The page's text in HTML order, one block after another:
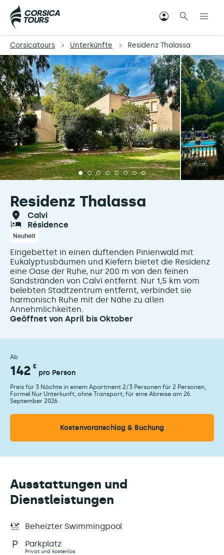
Corsicatours Unterkünfte Residenz Thalassa
Residenz Thalassa
calvi
résidence
Neuheit
Eingebettet in einen duftenden Pinienwald mit
Eukalyptusbäumen und Kiefern bietet die Residenz
eine Oase der Ruhe, nur 200 m von den feinen
Sandstränden von Calvi entfernt. Nur 1,5 km vom
belebten Stadtzentrum entfernt, verbindet sie
harmonisch Ruhe mit der Nähe zu allen
Annehmlichkeiten.
Geöffnet von April bis Oktober
Ab
142 €
pro Person
Preis für 3 Nächte in einem Apartment 2/3 Personen für 2 Personen,
Formel Nur Unterkunft, ohne Transport, für eine Abreise am 26.
September 2026
Kostenvoranschlag & Buchung
Ausstattungen und
Dienstleistungen
Beheizter Swimmingpool
Parkplatz
Privat und kostenlos